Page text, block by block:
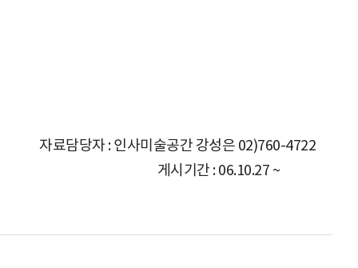
자료담당자 : 인사미술공간 강성은 02)760-4722
게시기간 : 06.10.27 ~